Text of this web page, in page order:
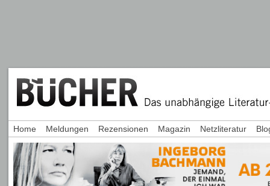
Home Meldungen Rezensionen Magazin Netzliteratur